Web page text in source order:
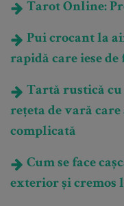
Tarot Online:
Pui crocant la
rapidă care iese de
Tartă rustică cu
rețeta de vară
complicată
Cum se face
exterior și cremos